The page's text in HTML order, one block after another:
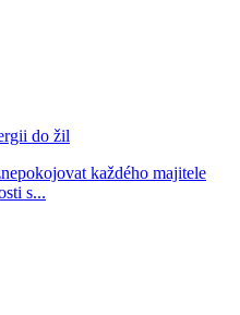
do žil
každého majitele
s...